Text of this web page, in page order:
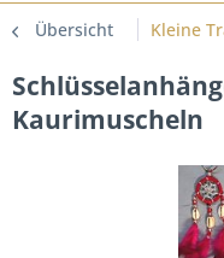
Übersicht Kleine
Kaurimuscheln